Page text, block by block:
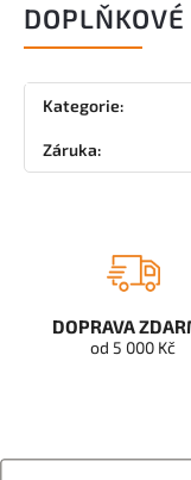
Kategorie:
Záruka:
DOPRAVA
od 5 000 Kč